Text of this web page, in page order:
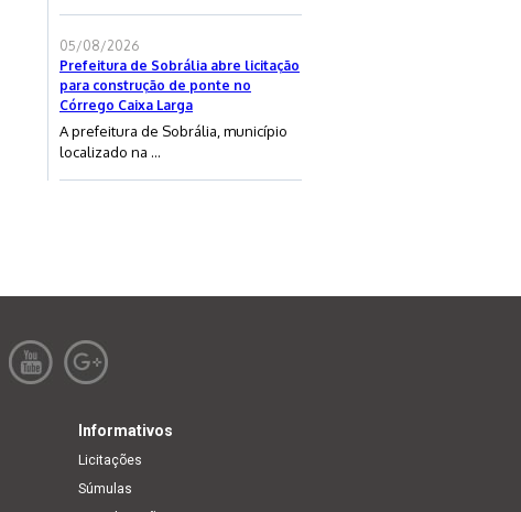
05/08/2026
Prefeitura de Sobrália abre licitação
para construção de ponte no
Córrego Caixa Larga
A prefeitura de Sobrália, município
localizado na ...
Informativos
Licitações
Súmulas